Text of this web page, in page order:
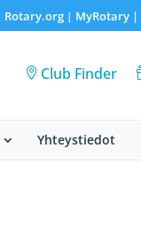
Rotary.org| MyRotary |
Club Finder
Yhteystiedot